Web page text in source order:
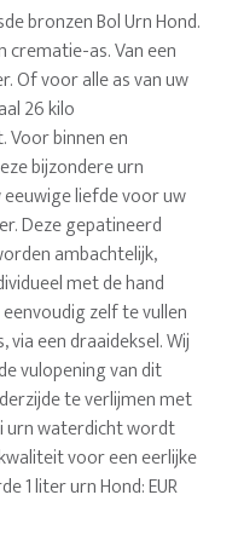
bronzen Bol Urn Hond.
as. Van een
Of voor alle as van uw
26 kilo
Voor binnen en
bijzondere urn
liefde voor uw
Deze gepatineerd
ambachtelijk,
met de hand
zelf te vullen
een draaideksel. Wij
vulopening van dit
te verlijmen met
urn waterdicht wordt
voor een eerlijke
1 liter urn Hond: EUR